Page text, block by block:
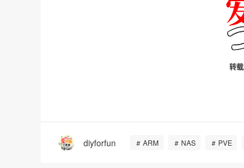
转
diyforfun ARM NAS PVE